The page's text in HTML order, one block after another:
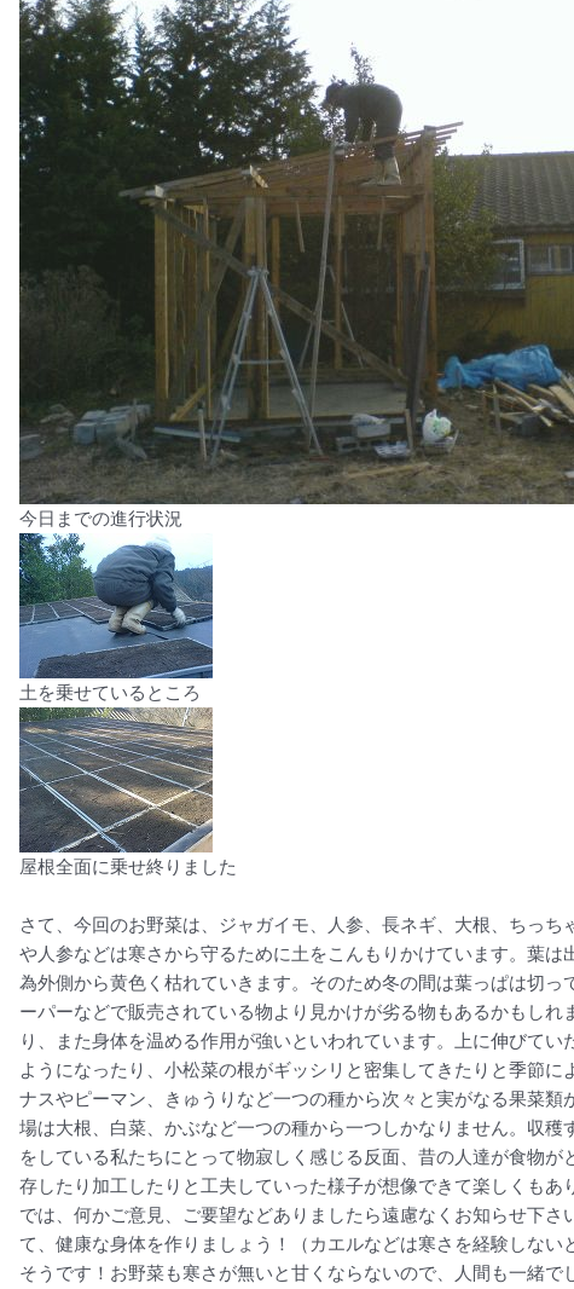
今日までの進行状況
土を乗せているところ
屋根全面に乗せ終りました
さて、今回のお野菜は、ジャガイモ、人参、長ネギ、大根、ちっ
や人参などは寒さから守るために土をこんもりかけています。葉
為外側から黄色く枯れていきます。そのため冬の間は葉っぱは切
ーパーなどで販売されている物より見かけが劣る物もあるかもし
り、また身体を温める作用が強いといわれています。上に伸びて
ようになったり、小松菜の根がギッシリと密集してきたりと季節
ナスやピーマン、きゅうりなど一つの種から次々と実がなる果菜
場は大根、白菜、かぶなど一つの種から一つしかなりません。収
をしている私たちにとって物寂しく感じる反面、昔の人達が食物
存したり加工したりと工夫していった様子が想像できて楽しくもあ
では、何かご意見、ご要望などありましたら遠慮なくお知らせ下
て、健康な身体を作りましょう！（カエルなどは寒さを経験しな
そうです！お野菜も寒さが無いと甘くならないので、人間も一緒で